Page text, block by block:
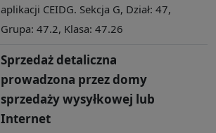
aplikacji CEIDG. Sekcja G, Dział: 47,
Grupa: 47.2, Klasa: 47.26
Sprzedaż detaliczna
prowadzona przez domy
sprzedaży wysyłkowej lub
Internet